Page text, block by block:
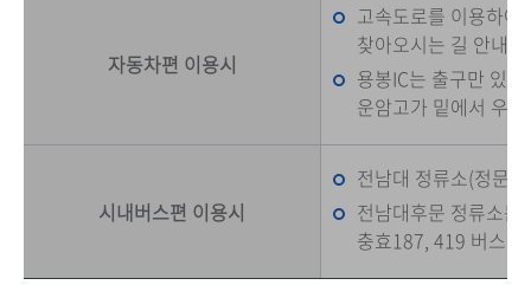
자동차편 이용시
고속도로를 이용하여
찾아오시는 길 안내
용봉IC는 출구만 있
운암고가 밑에서 우
시내버스편 이용시
전남대 정류소(정문)
전남대후문 정류소
충효187, 419 버스가